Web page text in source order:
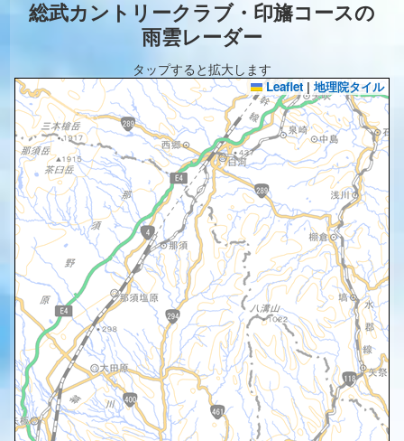
総武カントリークラブ・印旛コースの
雨雲レーダー
タップすると拡大します
Leaflet | 地理院タイル